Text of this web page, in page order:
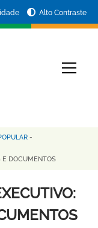
Alto Contraste
-
E DOCUMENTOS